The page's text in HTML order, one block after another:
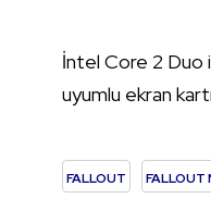
İntel Core 2 Duo
uyumlu ekran
FALLOUT FALLOUT